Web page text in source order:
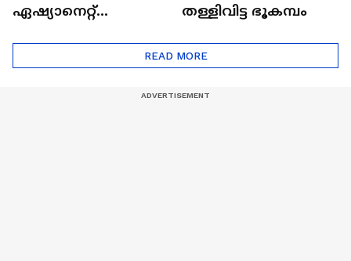
ഏഷ്യാനെറ്റ്
തള്ളിവിട്ട ഭൂകമ്പം
READ MORE